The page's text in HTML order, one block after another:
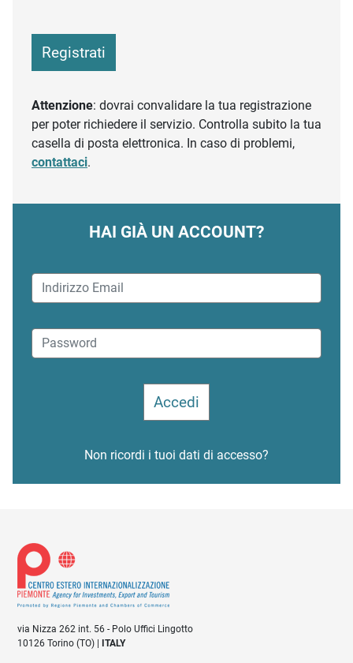
Registrati
Attenzione: dovrai convalidare la tua registrazione
per poter richiedere il servizio. Controlla subito la tua
casella di posta elettronica. In caso di problemi,
contattaci.
HAI GIÀ UN ACCOUNT?
Non ricordi i tuoi dati di accesso?
via Nizza 262 int. 56 - Polo Uffici Lingotto
10126 Torino (TO) |ITALY